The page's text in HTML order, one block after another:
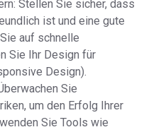
Stellen Sie sicher, dass
ist und eine gute
auf schnelle
Sie Ihr Design für
Design).
Sie
um den Erfolg Ihrer
Sie Tools wie